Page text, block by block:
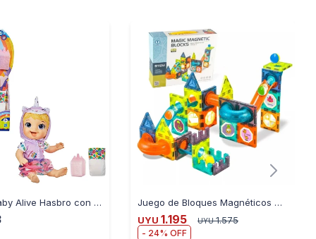
Muñeca Baby Alive Hasbro con Accesorios - GATO Juego de Bloques Magnéticos 66 Piezas
UYU 1.195 UYU 1.575
24